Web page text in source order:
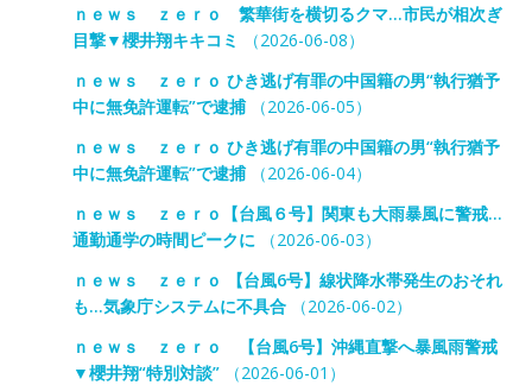
ｎｅｗｓ ｚｅｒｏ 繁華街を横切るクマ…市民が相次ぎ
目撃▼櫻井翔キキコミ
（2026-06-08）
ｎｅｗｓ ｚｅｒｏ ひき逃げ有罪の中国籍の男“執行猶予
中に無免許運転”で逮捕（2026-06-05）
ｎｅｗｓ ｚｅｒｏ ひき逃げ有罪の中国籍の男“執行猶予
中に無免許運転”で逮捕（2026-06-04）
ｎｅｗｓ ｚｅｒｏ【台風６号】関東も大雨暴風に警戒…
通勤通学の時間ピークに （2026-06-03）
ｎｅｗｓ ｚｅｒｏ 【台風6号】線状降水帯発生のおそれ
も…気象庁システムに不具合（2026-06-02）
ｎｅｗｓ ｚｅｒｏ 【台風6号】沖縄直撃へ暴風雨警戒
▼櫻井翔“特別対談”（2026-06-01）